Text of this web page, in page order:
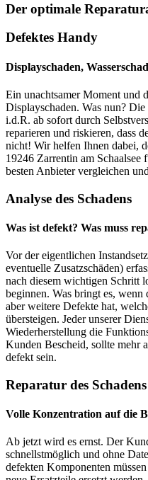
Der optimale
Defektes Handy
Displayschaden,
Ein unachtsamer Moment und
Displayschaden. Was nun?
i.d.R. ab sofort durch
reparieren und riskieren, dass
nicht! Wir helfen Ihnen dabei,
19246 Zarrentin am
besten Anbieter vergleichen
Analyse des Schadens
Was ist defekt? Was muss
Vor der eigentlichen
eventuelle Zusatzschäden)
nach diesem wichtigen Schritt
beginnen. Was bringt es,
aber weitere Defekte hat,
übersteigen. Jeder unserer
Wiederherstellung die
Kunden Bescheid, sollte mehr
defekt sein.
Reparatur des Schadens
Volle Konzentration auf die
Ab jetzt wird es ernst. Der
schnellstmöglich und ohne
defekten Komponenten